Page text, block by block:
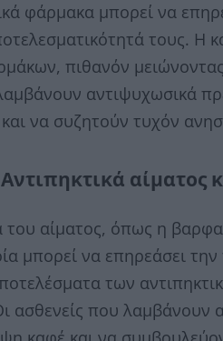
φάρμακα μπορεί να
τους. Η
πιθανόν
αντιψυχωσικά
να συζητούν τυχόν
αίματος
του αίματος, όπως η
μπορεί να επηρεάσει
των
ασθενείς που λαμβάνουν